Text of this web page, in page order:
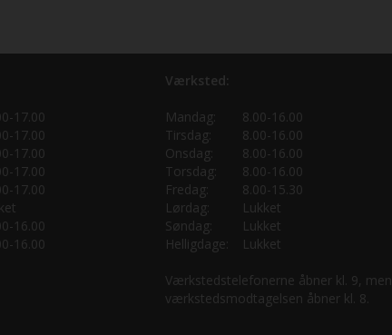
17.00
17.00
17.00
17.00
17.00
16.00
16.00
Værksted:
Mandag:
8.00-16.00
Tirsdag:
8.00-16.00
Onsdag:
8.00-16.00
Torsdag:
8.00-16.00
Fredag:
8.00-15.30
Lørdag:
Lukket
Søndag:
Lukket
Helligdage:
Lukket
Værkstedstelefonerne åbner kl. 9, men
værkstedsmodtagelsen åbner kl. 8.